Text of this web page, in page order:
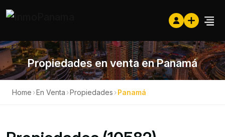
Propiedades en venta en Panamá
Home ›En Venta ›Propiedades ›Panamá